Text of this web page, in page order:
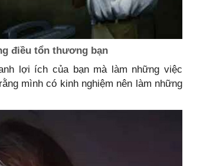
điều tổn thương bạn
lợi ích của bạn mà làm những việc
mình có kinh nghiệm nên làm những